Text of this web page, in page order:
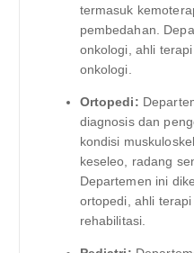
termasuk
pembedahan.
onkologi, ahli
onkologi.
Ortopedi:
diagnosis dan
kondisi
keseleo, radang
Departemen ini
ortopedi, ahli
rehabilitasi.